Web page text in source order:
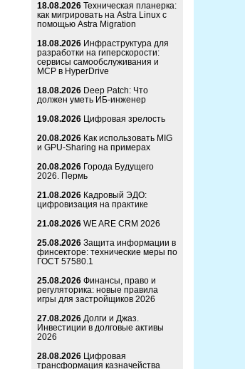
18.08.2026 Техническая планерка:
как мигрировать на Astra Linux с
помощью Astra Migration
18.08.2026 Инфраструктура для
разработки на гиперскорости:
сервисы самообслуживания и
MCP в HyperDrive
18.08.2026 Deep Patch: Что
должен уметь ИБ-инженер
19.08.2026 Цифровая зрелость
20.08.2026 Как использовать MIG
и GPU-Sharing на примерах
20.08.2026 Города Будущего
2026. Пермь
21.08.2026 Кадровый ЭДО:
цифровизация на практике
21.08.2026 WE ARE CRM 2026
25.08.2026 Защита информации в
финсекторе: технические меры по
ГОСТ 57580.1
25.08.2026 Финансы, право и
регуляторика: новые правила
игры для застройщиков 2026
27.08.2026 Долги и Джаз.
Инвестиции в долговые активы
2026
28.08.2026 Цифровая
трансформация казначейства